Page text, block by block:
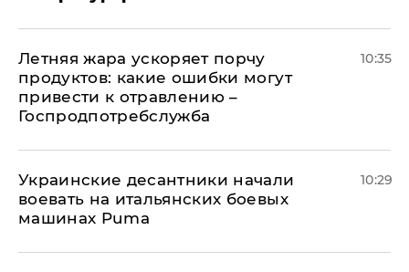
Летняя жара ускоряет порчу
продуктов: какие ошибки могут
привести к отравлению –
Госпродпотребслужба
10:35
Украинские десантники начали
воевать на итальянских боевых
машинах Puma
10:29